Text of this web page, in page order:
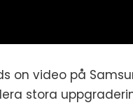
on video på
stora